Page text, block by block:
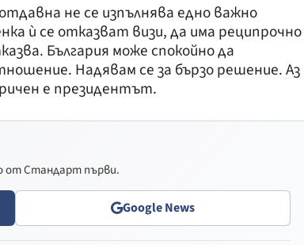
не се изпълнява едно важно
ѝ се отказват визи, да има реципрочно
България може спокойно да
Надявам се за бързо решение. Аз
е президентът.
от Стандарт първи.
Google News